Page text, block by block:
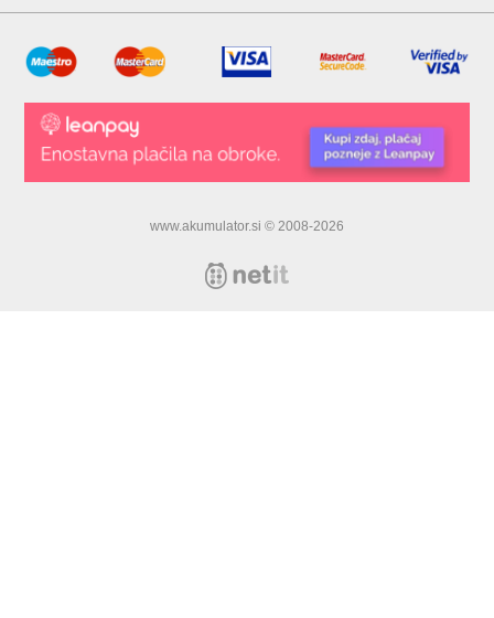
www.akumulator.si © 2008-2026